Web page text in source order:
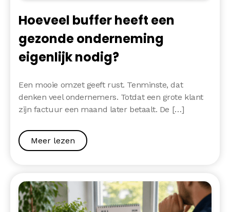
Hoeveel buffer heeft een
gezonde onderneming
eigenlijk nodig?
Een mooie omzet geeft rust. Tenminste, dat
denken veel ondernemers. Totdat een grote klant
zijn factuur een maand later betaalt. De […]
Meer lezen